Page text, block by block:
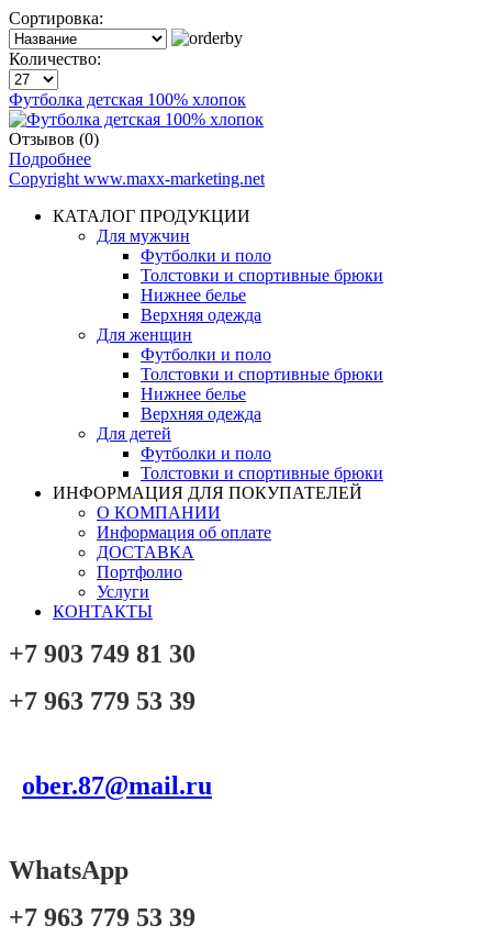
Сортировка:
Количество:
Футболка детская 100% хлопок
Отзывов (0)
Подробнее
Copyright www.maxx-marketing.net
КАТАЛОГ ПРОДУКЦИИ
Для мужчин
Футболки и поло
Толстовки и спортивные брюки
Нижнее белье
Верхняя одежда
Для женщин
Футболки и поло
Толстовки и спортивные брюки
Нижнее белье
Верхняя одежда
Для детей
Футболки и поло
Толстовки и спортивные брюки
ИНФОРМАЦИЯ ДЛЯ ПОКУПАТЕЛЕЙ
О КОМПАНИИ
Информация об оплате
ДОСТАВКА
Портфолио
Услуги
КОНТАКТЫ
+7 903 749 81 30
+7 963 779 53 39
ober.87@mail.ru
WhatsApp
+7 963 779 53 39